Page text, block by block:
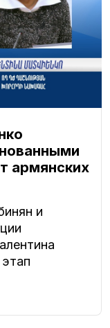
армянских
и